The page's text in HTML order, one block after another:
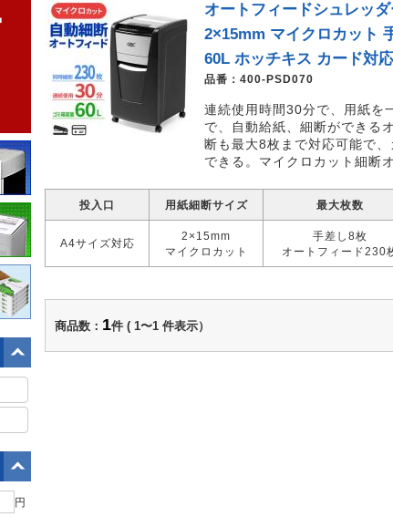
円
オートフィードシュレッ
2×15mm マイクロカット
60L ホッチキス カード対応
品番： 400-PSD070
連続使用時間30分で、用紙を
で、自動給紙、細断ができる
断も最大8枚まで対応可能で
できる。マイクロカット細断
投入口 用紙細断サイズ 最大枚数
A4サイズ対応
2×15mm
マイクロカット
手差し8枚
オートフィード230
商品数： 1件 ( 1〜1 件表示）